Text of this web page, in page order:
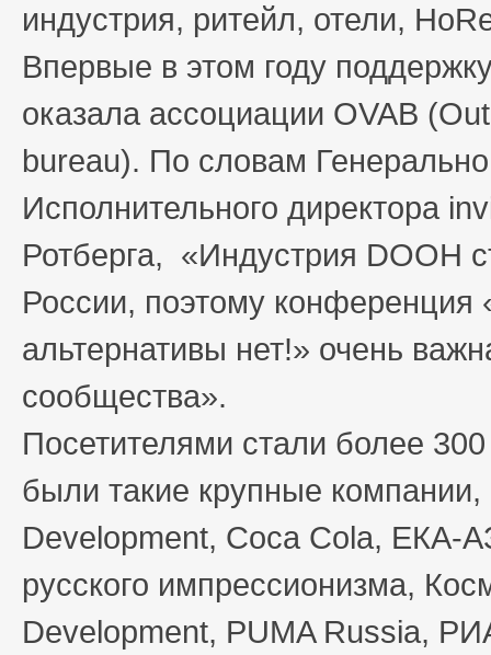
индустрия, ритейл, отели,
Впервые в этом году
оказала ассоциации OVAB
bureau). По словам
Исполнительного директора
Ротберга, «Индустрия DOOH
России, поэтому конференция
альтернативы нет!» очень
сообщества».
Посетителями стали более
были такие крупные компании,
Development, Coca Cola,
русского импрессионизма,
Development, PUMA Russia,